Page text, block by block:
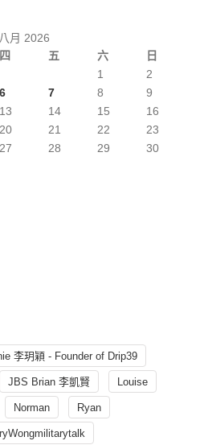
八月 2026
四 五 六 日
1
2
6 7 8
9
13 14 15
16
20 21 22
23
27 28 29
30
李玥穎 - Founder of Drip39
JBS Brian 李凱賢 Louise
Norman Ryan